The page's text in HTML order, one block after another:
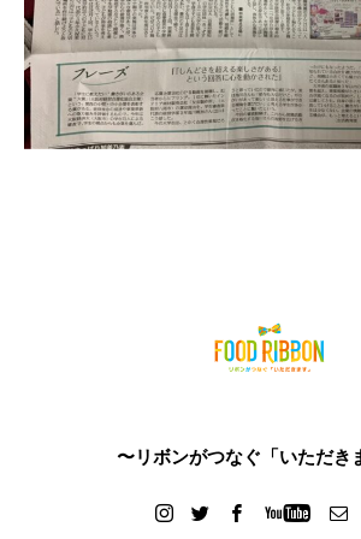
〜リボンがつなぐ「いただき